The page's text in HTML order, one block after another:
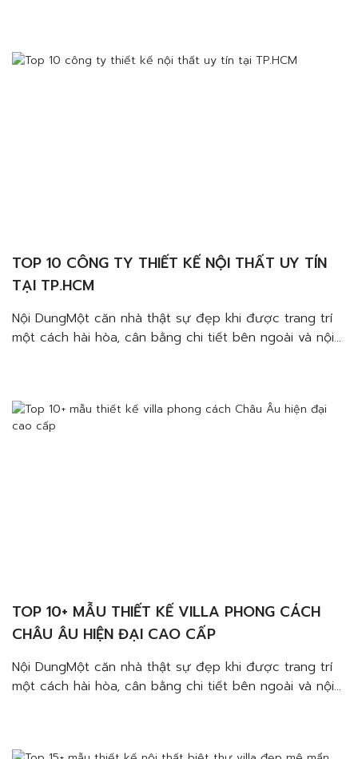
TOP 10 CÔNG TY THIẾT KẾ NỘI THẤT UY TÍN
TẠI TP.HCM
Nội DungMột căn nhà thật sự đẹp khi được trang trí
một cách hài hòa, cân bằng chi tiết bên ngoài và nội
TOP 10+ MẪU THIẾT KẾ VILLA PHONG CÁCH
CHÂU ÂU HIỆN ĐẠI CAO CẤP
Nội DungMột căn nhà thật sự đẹp khi được trang trí
một cách hài hòa, cân bằng chi tiết bên ngoài và nội